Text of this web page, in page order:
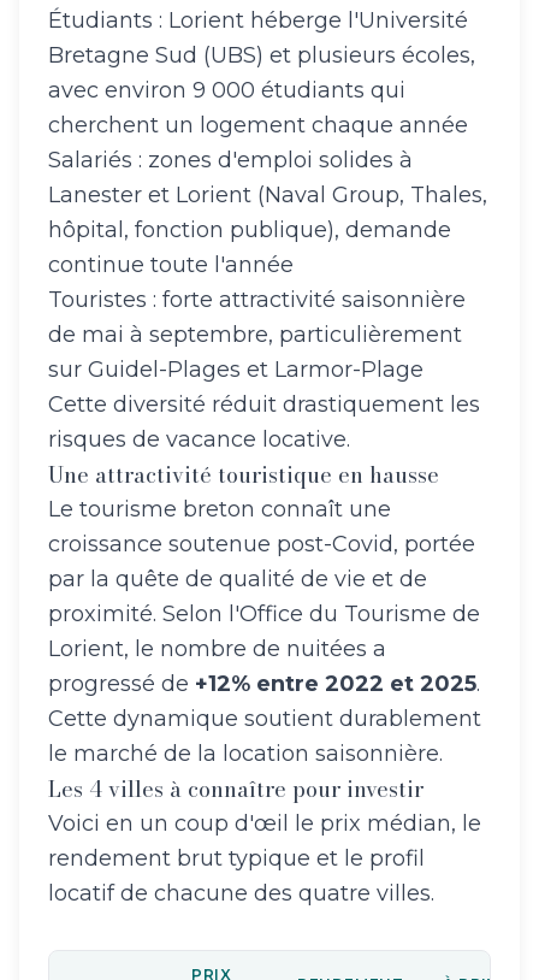
Étudiants : Lorient héberge l'Université
Bretagne Sud (UBS) et plusieurs écoles,
avec environ 9 000 étudiants qui
cherchent un logement chaque année
Salariés : zones d'emploi solides à
Lanester et Lorient (Naval Group, Thales,
hôpital, fonction publique), demande
continue toute l'année
Touristes : forte attractivité saisonnière
de mai à septembre, particulièrement
sur Guidel-Plages et Larmor-Plage
Cette diversité réduit drastiquement les
risques de vacance locative.
Une attractivité touristique en hausse
Le tourisme breton connaît une
croissance soutenue post-Covid, portée
par la quête de qualité de vie et de
proximité. Selon l'Office du Tourisme de
Lorient, le nombre de nuitées a
progressé de +12% entre 2022 et 2025.
Cette dynamique soutient durablement
le marché de la location saisonnière.
Les 4 villes à connaître pour investir
Voici en un coup d'œil le prix médian, le
rendement brut typique et le profil
locatif de chacune des quatre villes.
PRIX